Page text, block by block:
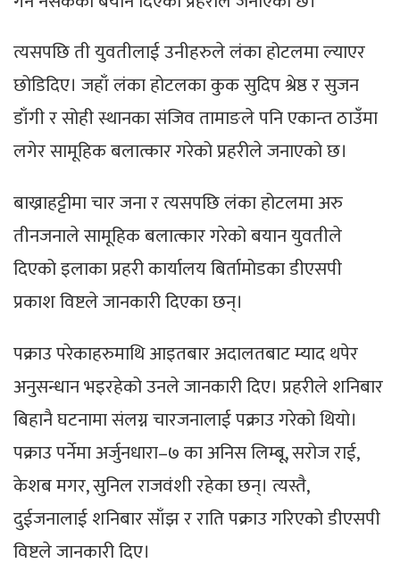
त्यसपछि ती युवतीलाई उनीहरुले लंका होटलमा ल्याएर
छोडिदिए। जहाँ लंका होटलका कुक सुदिप श्रेष्ठ र सुजन
डाँगी र सोही स्थानका संजिव तामाङले पनि एकान्त ठाउँमा
लगेर सामूहिक बलात्कार गरेको प्रहरीले जनाएको छ।
बाख्राहट्टीमा चार जना र त्यसपछि लंका होटलमा अरु
तीनजनाले सामूहिक बलात्कार गरेको बयान युवतीले
दिएको इलाका प्रहरी कार्यालय बिर्तामोडका डीएसपी
प्रकाश विष्टले जानकारी दिएका छन्।
पक्राउ परेकाहरुमाथि आइतबार अदालतबाट म्याद थपेर
अनुसन्धान भइरहेको उनले जानकारी दिए। प्रहरीले शनिबार
बिहानै घटनामा संलग्न चारजनालाई पक्राउ गरेको थियो।
पक्राउ पर्नेमा अर्जुनधारा–७ का अनिस लिम्बू, सरोज राई,
केशब मगर, सुनिल राजवंशी रहेका छन्। त्यस्तै,
दुईजनालाई शनिबार साँझ र राति पक्राउ गरिएको डीएसपी
विष्टले जानकारी दिए।